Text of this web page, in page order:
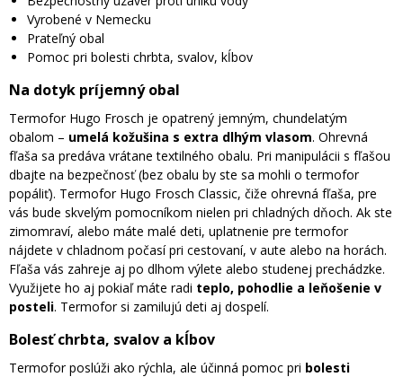
Vyrobené v Nemecku
Prateľný obal
Pomoc pri bolesti chrbta, svalov, kĺbov
Na dotyk príjemný obal
Termofor Hugo Frosch je opatrený jemným, chundelatým
obalom – umelá kožušina s extra dlhým vlasom. Ohrevná
fľaša sa predáva vrátane textilného obalu. Pri manipulácii s fľašou
dbajte na bezpečnosť (bez obalu by ste sa mohli o termofor
popáliť). Termofor Hugo Frosch Classic, čiže ohrevná fľaša, pre
vás bude skvelým pomocníkom nielen pri chladných dňoch. Ak ste
zimomraví, alebo máte malé deti, uplatnenie pre termofor
nájdete v chladnom počasí pri cestovaní, v aute alebo na horách.
Fľaša vás zahreje aj po dlhom výlete alebo studenej prechádzke.
Využijete ho aj pokiaľ máte radi teplo, pohodlie a leňošenie v
posteli. Termofor si zamilujú deti aj dospelí.
Bolesť chrbta, svalov a kĺbov
Termofor poslúži ako rýchla, ale účinná pomoc pri bolesti